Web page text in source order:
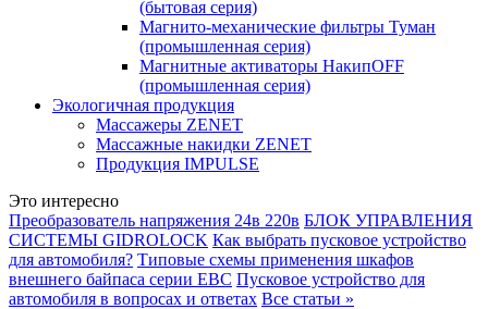
(бытовая серия)
Магнито-механические фильтры Туман
(промышленная серия)
Магнитные активаторы НакипOFF
(промышленная серия)
Экологичная продукция
Массажеры ZENET
Массажные накидки ZENET
Продукция IMPULSE
Это интересно
Преобразователь напряжения 24в 220в БЛОК УПРАВЛЕНИЯ
СИСТЕМЫ GIDROLOCK Как выбрать пусковое устройство
для автомобиля? Типовые схемы применения шкафов
внешнего байпаса серии EBC Пусковое устройство для
автомобиля в вопросах и ответах Все статьи »